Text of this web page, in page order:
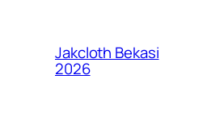
Jakcloth Bekasi
2026